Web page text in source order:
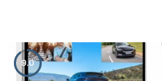
9.0